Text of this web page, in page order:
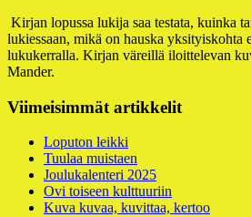
Kirjan lopussa lukija saa testata, kuinka
lukiessaan, mikä on hauska yksityiskohta
lukukerralla. Kirjan väreillä iloittelevan
Mander.
Alapalkin
sivupalkki
Viimeisimmät artikkelit
Loputon leikki
Tuulaa muistaen
Joulukalenteri 2025
Ovi toiseen kulttuuriin
Kuva kuvaa, kuvittaa, kertoo